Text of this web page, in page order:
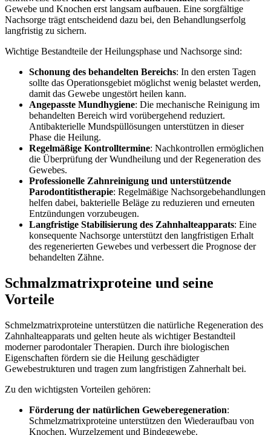
Gewebe und Knochen erst langsam aufbauen. Eine sorgfältige
Nachsorge trägt entscheidend dazu bei, den Behandlungserfolg
langfristig zu sichern.
Wichtige Bestandteile der Heilungsphase und Nachsorge sind:
Schonung des behandelten Bereichs: In den ersten Tagen
sollte das Operationsgebiet möglichst wenig belastet werden,
damit das Gewebe ungestört heilen kann.
Angepasste Mundhygiene: Die mechanische Reinigung im
behandelten Bereich wird vorübergehend reduziert.
Antibakterielle Mundspüllösungen unterstützen in dieser
Phase die Heilung.
Regelmäßige Kontrolltermine: Nachkontrollen ermöglichen
die Überprüfung der Wundheilung und der Regeneration des
Gewebes.
Professionelle Zahnreinigung und unterstützende
Parodontitistherapie: Regelmäßige Nachsorgebehandlungen
helfen dabei, bakterielle Beläge zu reduzieren und erneuten
Entzündungen vorzubeugen.
Langfristige Stabilisierung des Zahnhalteapparats: Eine
konsequente Nachsorge unterstützt den langfristigen Erhalt
des regenerierten Gewebes und verbessert die Prognose der
behandelten Zähne.
Schmalzmatrixproteine und seine
Vorteile
Schmelzmatrixproteine unterstützen die natürliche Regeneration des
Zahnhalteapparats und gelten heute als wichtiger Bestandteil
moderner parodontaler Therapien. Durch ihre biologischen
Eigenschaften fördern sie die Heilung geschädigter
Gewebestrukturen und tragen zum langfristigen Zahnerhalt bei.
Zu den wichtigsten Vorteilen gehören:
Förderung der natürlichen Geweberegeneration:
Schmelzmatrixproteine unterstützen den Wiederaufbau von
Knochen, Wurzelzement und Bindegewebe.